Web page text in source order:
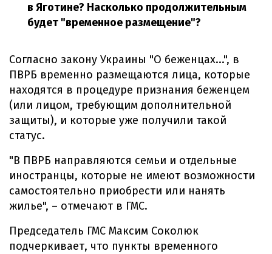
в Яготине? Насколько продолжительным
будет "временное размещение"?
Согласно закону Украины "О беженцах...", в
ПВРБ временно размещаются лица, которые
находятся в процедуре признания беженцем
(или лицом, требующим дополнительной
защиты), и которые уже получили такой
статус.
"В ПВРБ направляются семьи и отдельные
иностранцы, которые не имеют возможности
самостоятельно приобрести или нанять
жилье", – отмечают в ГМС.
Председатель ГМС Максим Соколюк
подчеркивает, что пункты временного